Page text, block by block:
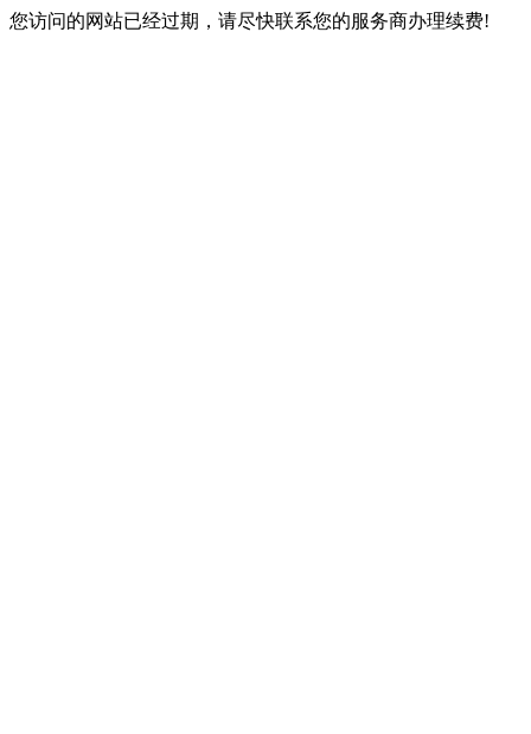
您访问的网站已经过期，请尽快联系您的服务商办理续费!